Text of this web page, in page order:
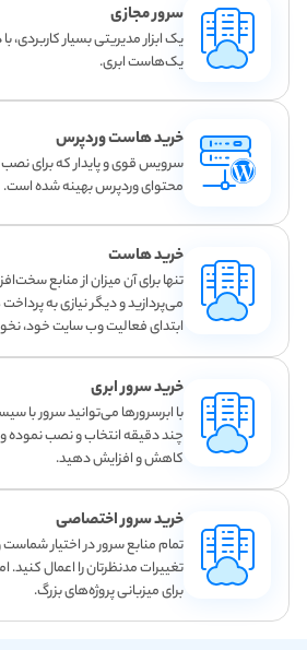
سرور مجازی
یک ابزار مدیریتی بسیار
یک‌هاست ابری.
خرید هاست وردپرس
سرویس قوی و پایدار که برای
محتوای وردپرس بهینه شده است.
خرید هاست
تنها برای آن میزان از منابع
می‌پردازید و دیگر نیازی به
ابتدای فعالیت وب سایت خود،
خرید سرور ابری
با ابرسرورها می‌توانید سرور با
چند دقیقه انتخاب و نصب نموده و
کاهش و افزایش دهید.
خرید سرور اختصاصی
تمام منابع سرور در اختیار
تغییرات مدنظرتان را اعمال کنید.
برای میزبانی پروژه‌های بزرگ.